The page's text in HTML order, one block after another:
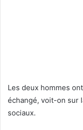
Les deux hommes
échangé, voit-on sur
sociaux.